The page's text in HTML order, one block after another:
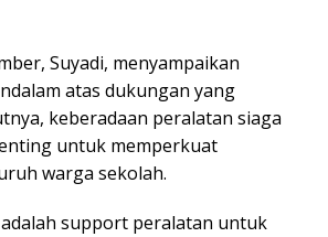
Suyadi, menyampaikan
atas dukungan yang
keberadaan peralatan siaga
untuk memperkuat
warga sekolah.
support peralatan untuk